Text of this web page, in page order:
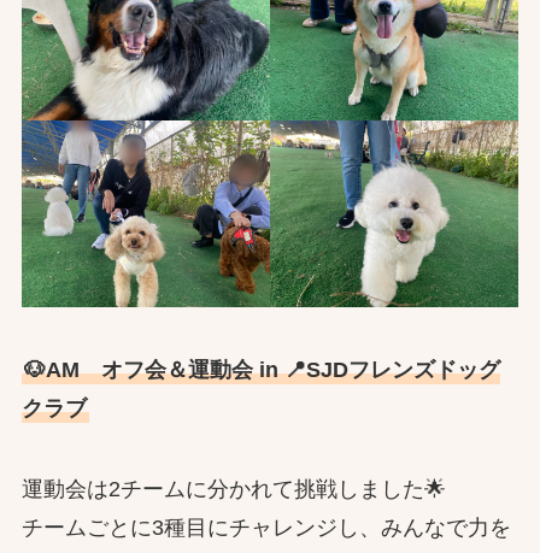
🐶AM オフ会＆運動会 in 📍SJDフレンズドッグ
クラブ
運動会は2チームに分かれて挑戦しました🌟
チームごとに3種目にチャレンジし、みんなで力を